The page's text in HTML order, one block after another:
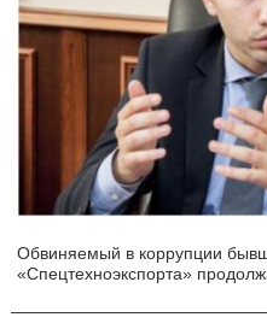
Обвиняемый в коррупции
«Спецтехноэкспорта»